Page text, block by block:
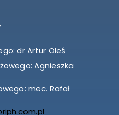
dr Artur Oleś
Agnieszka
mec. Rafał